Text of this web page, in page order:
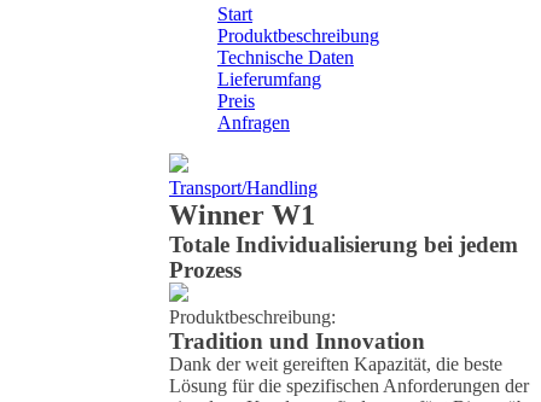
Start
Produktbeschreibung
Technische Daten
Lieferumfang
Preis
Anfragen
Transport/Handling
Winner W1
Totale Individualisierung bei jedem
Prozess
Produktbeschreibung:
Tradition und Innovation
Dank der weit gereiften Kapazität, die beste
Lösung für die spezifischen Anforderungen der